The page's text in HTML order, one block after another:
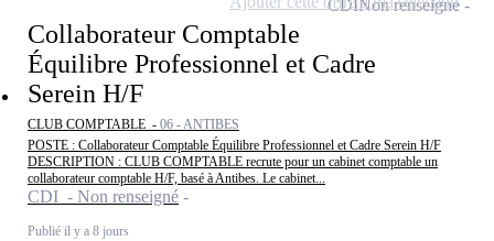
Collaborateur Comptable
Équilibre Professionnel et Cadre
Serein H/F
CLUB COMPTABLE - 06 - ANTIBES
POSTE : Collaborateur Comptable Équilibre Professionnel et Cadre Serein H/F
DESCRIPTION : CLUB COMPTABLE recrute pour un cabinet comptable un
collaborateur comptable H/F, basé à Antibes. Le cabinet...
CDI - Non renseigné
Publié il y a 8 jours
CDINon renseigné